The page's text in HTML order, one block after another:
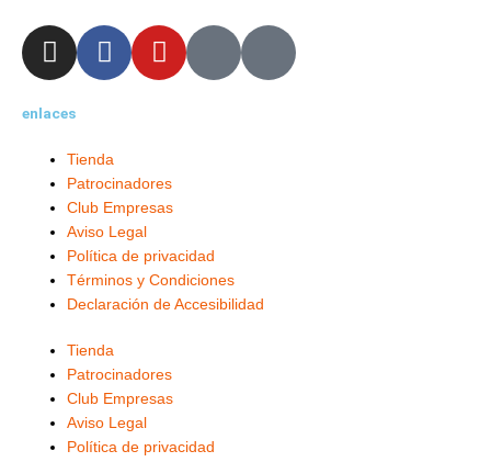
I
n
t
g
r
a
m
F
a
b
o
o
k
-
f
Y
o
b
e
X
r
L
enlaces
Tienda
Patrocinadores
Club Empresas
Aviso Legal
Política de privacidad
Términos y Condiciones
Declaración de Accesibilidad
Tienda
Patrocinadores
Club Empresas
Aviso Legal
Política de privacidad